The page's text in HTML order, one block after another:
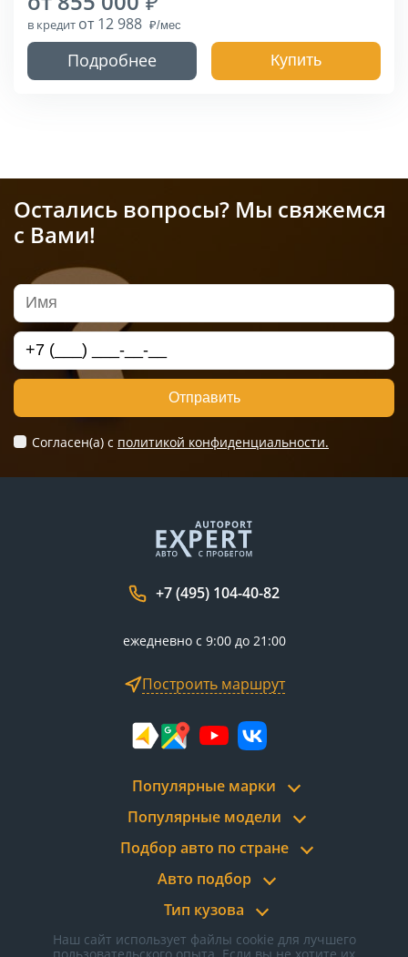
в кредит от 12 988
Подробнее Купить
Остались вопросы? Мы свяжемся
с Вами!
Отправить
Согласен(а) c политикой конфиденциальности.
+7 (495) 104-40-82
ежедневно с 9:00 до 21:00
Построить маршрут
Популярные марки
Популярные модели
Подбор авто по стране
Авто подбор
Тип кузова
Наш сайт использует файлы cookie для лучшего